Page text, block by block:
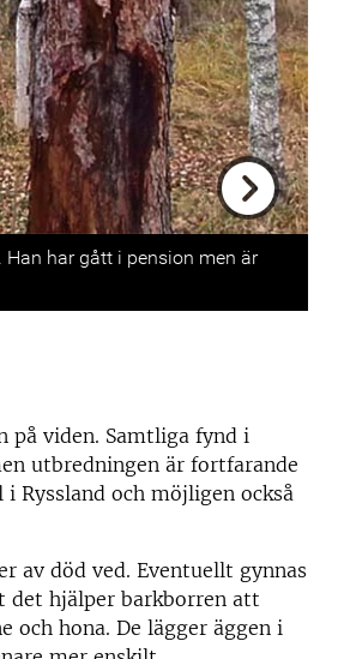
Next
har gått i pension men är
på viden. Samtliga fynd i
utbredningen är fortfarande
Ryssland och möjligen också
av död ved. Eventuellt gynnas
det hjälper barkborren att
och hona. De lägger äggen i